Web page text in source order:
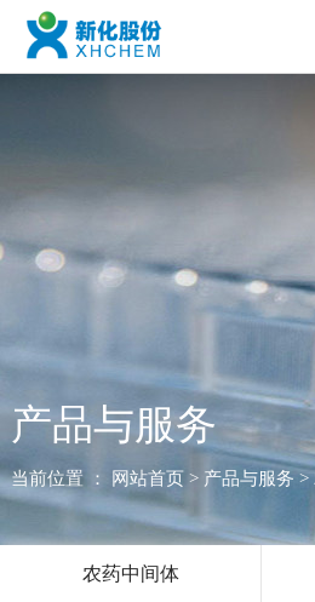
产品与服务
当前位置 ： 网站首页> 产品与服务 >
农药中间体